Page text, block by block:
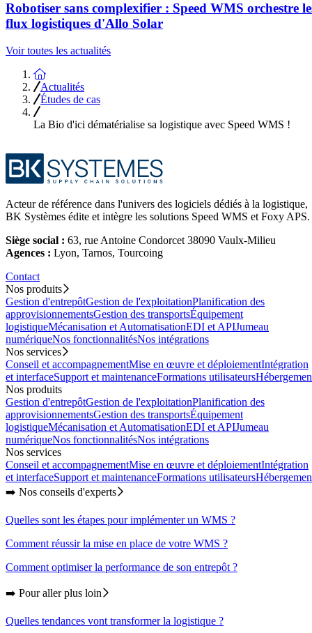
Robotiser sans complexifier : Speed WMS orchestre
flux logistiques d'Allo Solar
Voir toutes les actualités
Accueil
Actualités
Études de cas
La Bio d'ici dématérialise sa logistique avec Speed WMS !
Acteur de référence dans l'univers des logiciels dédiés à la logistique,
BK Systèmes édite et intègre les solutions Speed WMS et Foxy APS.
Siège social : 63, rue Antoine Condorcet 38090 Vaulx-Milieu
Agences : Lyon, Tarnos, Tourcoing
Contact
Nos produits
Gestion d'entrepôtGestion de l'exploitationPlanification des
approvisionnementsGestion des transportsÉquipement
logistiqueMécanisation et AutomatisationEDI et APIJumeau
numériqueNos fonctionnalitésNos intégrations
Nos services
Conseil et accompagnementMise en œuvre et déploiementIntégration
et interfaceSupport et maintenanceFormations utilisateurs
Nos produits
Gestion d'entrepôtGestion de l'exploitationPlanification des
approvisionnementsGestion des transportsÉquipement
logistiqueMécanisation et AutomatisationEDI et APIJumeau
numériqueNos fonctionnalitésNos intégrations
Nos services
Conseil et accompagnementMise en œuvre et déploiementIntégration
et interfaceSupport et maintenanceFormations utilisateurs
➡️ Nos conseils d'experts
Quelles sont les étapes pour implémenter un WMS ?
Comment réussir la mise en place de votre WMS ?
Comment optimiser la performance de son entrepôt ?
➡️ Pour aller plus loin
Quelles tendances vont transformer la logistique ?